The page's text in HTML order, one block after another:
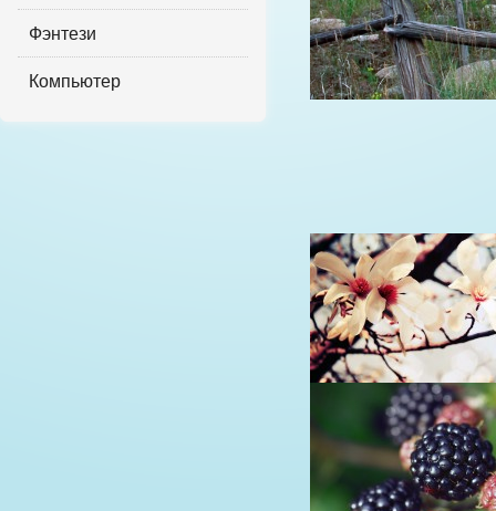
Фэнтези
Компьютер